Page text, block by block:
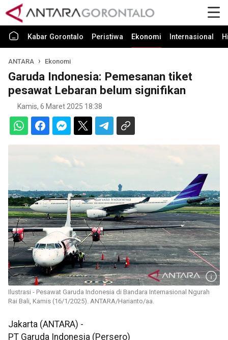
Kabar Gorontalo Peristiwa Ekonomi Internasional
ANTARA Ekonomi
Garuda Indonesia: Pemesanan tiket
pesawat Lebaran belum signifikan
Kamis, 6 Maret 2025 18:38
Ilustrasi - Pesawat Garuda Indonesia di Bandara Internasional Ngurah
Rai Bali, Kamis (16/1/2025). ANTARA/Harianto/aa.
Jakarta (ANTARA) -
PT Garuda Indonesia (Persero)